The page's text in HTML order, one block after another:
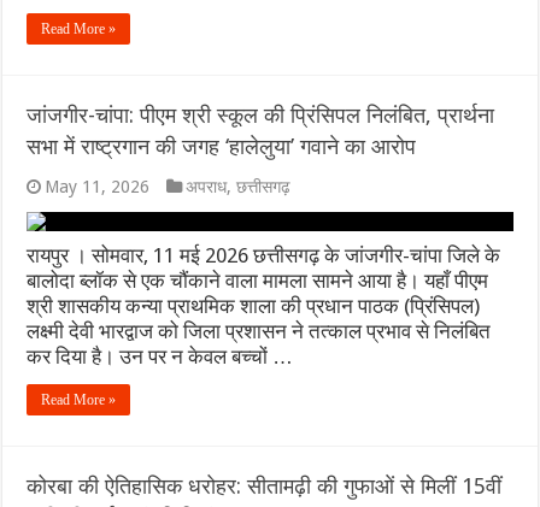
Read More »
जांजगीर-चांपा: पीएम श्री स्कूल की प्रिंसिपल निलंबित, प्रार्थना
सभा में राष्ट्रगान की जगह ‘हालेलुया’ गवाने का आरोप
May 11, 2026 अपराध,छत्तीसगढ़
रायपुर । सोमवार, 11 मई 2026 छत्तीसगढ़ के जांजगीर-चांपा जिले के
बालोदा ब्लॉक से एक चौंकाने वाला मामला सामने आया है। यहाँ पीएम
श्री शासकीय कन्या प्राथमिक शाला की प्रधान पाठक (प्रिंसिपल)
लक्ष्मी देवी भारद्वाज को जिला प्रशासन ने तत्काल प्रभाव से निलंबित
कर दिया है। उन पर न केवल बच्चों …
Read More »
कोरबा की ऐतिहासिक धरोहर: सीतामढ़ी की गुफाओं से मिलीं 15वीं